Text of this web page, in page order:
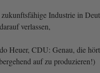
Industrie in
verlassen,
Heuer, CDU: Genau, die
auf zu produzieren!)